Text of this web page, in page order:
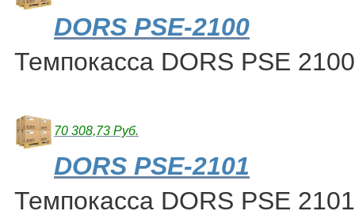
DORS PSE-2100
Темпокасса DORS PSE 2100
70 308,73 Руб.
DORS PSE-2101
Темпокасса DORS PSE 2101